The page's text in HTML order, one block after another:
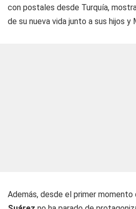
con postales desde Turquía,
de su nueva vida junto a sus hijos y
Además, desde el primer momento